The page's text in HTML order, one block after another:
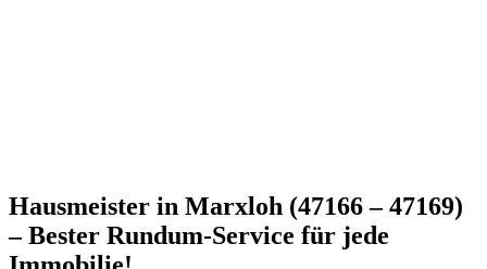
Hausmeister in Marxloh (47166 – 47169)
– Bester Rundum-Service für jede